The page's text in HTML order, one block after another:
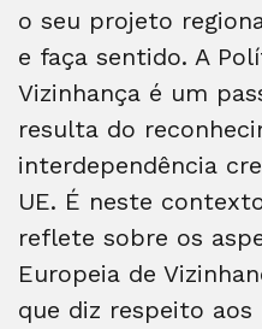
o seu projeto
e faça sentido. A
Vizinhança é um
resulta do
interdependência
UE. É neste
reflete sobre os
Europeia de
que diz respeito aos